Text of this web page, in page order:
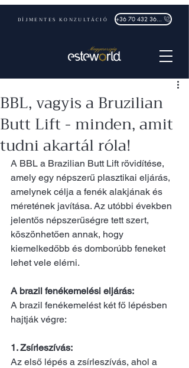
DÍJMENTES KONZULTÁCIÓ +36 70 432 3632
BBL, vagyis a Bruzilian
Butt Lift - minden, amit
tudni akartál róla!
A BBL a Brazilian Butt Lift rövidítése,
amely egy népszerű plasztikai eljárás,
amelynek célja a fenék alakjának és
méretének javítása. Az utóbbi években
jelentős népszerűségre tett szert,
köszönhetően annak, hogy
kiemelkedőbb és domborúbb feneket
lehet vele elérni.
A brazil fenékemelési eljárás:
A brazil fenékemelést két fő lépésben
hajtják végre:
1. Zsírleszívás:
Az első lépés a zsírleszívás, ahol a